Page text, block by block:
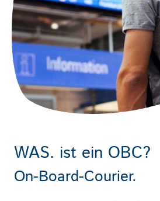
WAS. ist ein OBC?
On-Board-Courier.